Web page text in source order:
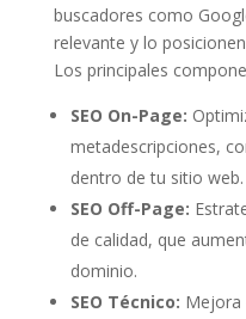
buscadores como
relevante y lo
Los principales
SEO On-Page:
metadescripciones,
dentro de tu sitio web.
SEO Off-Page:
de calidad, que
dominio.
SEO Técnico: Mejora